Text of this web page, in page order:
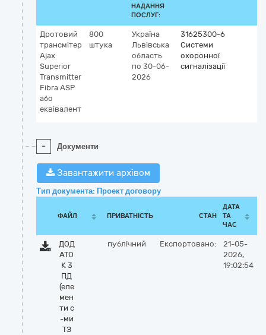
НАДАННЯ
ПОСЛУГ:
Дротовий
трансмітер
Ajax
Superior
Transmitter
Fibra ASP
або
еквівалент
800
штука
Україна
Львівська
область
по 30-06-
2026
31625300-6
Системи
охоронної
сигналізації
- Документи
Завантажити архівом
Тип документа: Проект договору
ФАЙЛ ПРИВАТНІСТЬ СТАН
ДАТА
ТА
ЧАС
ДОД
АТО
К 3
ПД
(еле
мен
ти с
-ми
ТЗ
публічний Експортовано:
21-05-
2026,
19:02:54